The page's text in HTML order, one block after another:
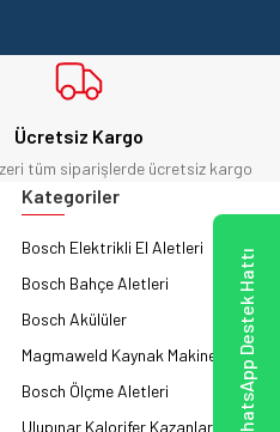
Ücretsiz Kargo
tüm siparişlerde ücretsiz kargo
Kategoriler
Bosch Elektrikli El Aletleri
Bosch Bahçe Aletleri
Bosch Akülüler
Magmaweld Kaynak Makineleri
Bosch Ölçme Aletleri
Ulupınar Kalorifer Kazanları
WhatsApp Destek Hattı